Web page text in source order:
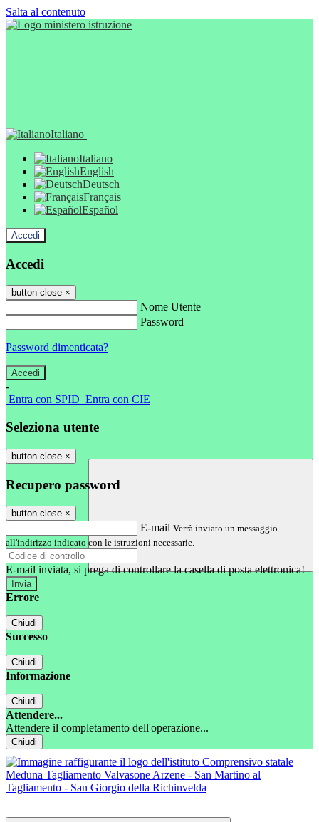
Salta al contenuto
Italiano
Italiano
English
Deutsch
Français
Español
Accedi
Accedi
button close ×
Nome Utente
Password
Password dimenticata?
-
Entra con SPID Entra con CIE
Seleziona utente
button close ×
Recupero password
button close ×
E-mail Verrà inviato un messaggio
all'indirizzo indicato con le istruzioni necessarie.
E-mail inviata, si prega di controllare la casella di posta elettronica!
Errore
Chiudi
Successo
Chiudi
Informazione
Chiudi
Attendere...
Attendere il completamento dell'operazione...
Chiudi